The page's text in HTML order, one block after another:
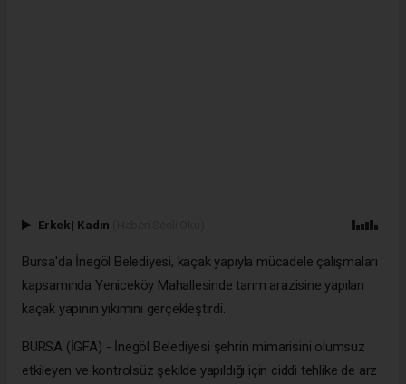
Erkek | Kadın
Bursa'da İnegöl Belediyesi, kaçak yapıyla mücadele çalışmaları
kapsamında Yeniceköy Mahallesinde tarım arazisine yapılan
kaçak yapının yıkımını gerçekleştirdi.
BURSA (İGFA) - İnegöl Belediyesi şehrin mimarisini olumsuz
etkileyen ve kontrolsüz şekilde yapıldığı için ciddi tehlike de arz